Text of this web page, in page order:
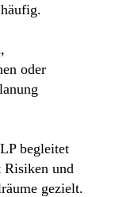
oder
begleitet
und
gezielt.